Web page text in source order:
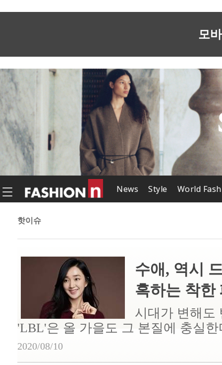
모
News Style World
핫이슈
수애, 역시
혹하는 착한
시대가 변해도
'LBL'은 올 가을도 그 본질에 충실
2020/08/10